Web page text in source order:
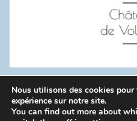
WordPress Theme:
Nous utilisons des cookies
expérience sur notre site.
You can find out more about